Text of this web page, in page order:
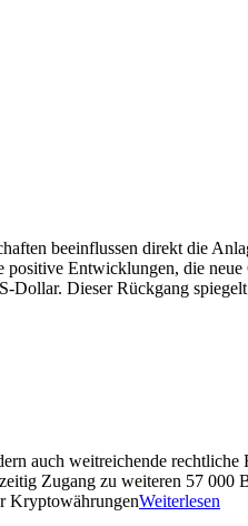
beeinflussen direkt die
Entwicklungen, die
Dieser Rückgang spiegelt
auch weitreichende rechtliche
Zugang zu weiteren 57 000
KryptowährungenWeiterlesen